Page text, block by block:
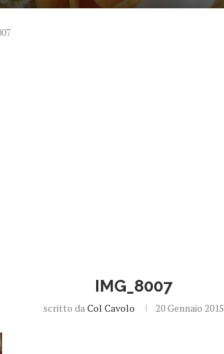
IMG_8007
scritto daCol Cavolo 20 Gennaio 2015